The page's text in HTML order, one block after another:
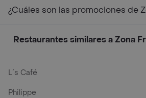
¿Cuáles son las promociones de
Restaurantes similares a Zona
L´s Café
Philippe